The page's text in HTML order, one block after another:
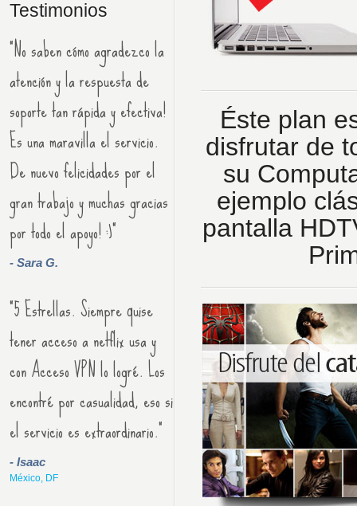
Testimonios
"No saben cómo agradezco la
atención y la respuesta de
soporte tan rápida y efectiva!
Es una maravilla el servicio.
De nuevo felicidades por el
gran trabajo y muchas gracias
por todo el apoyo! :)"
- Sara G.
"5 Estrellas. Siempre quise
tener acceso a netflix usa y
con Acceso VPN lo logré. Los
encontré por casualidad, eso si
el servicio es extraordinario."
- Isaac
México, DF
Éste plan
disfrutar de
su
ejemplo
pantalla